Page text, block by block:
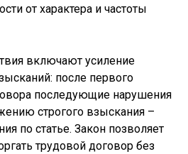
от характера и частоты
включают усиление
после первого
последующие нарушения
строгого взыскания –
по статье. Закон позволяет
трудовой договор без